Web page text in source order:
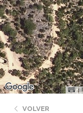
VOLVER